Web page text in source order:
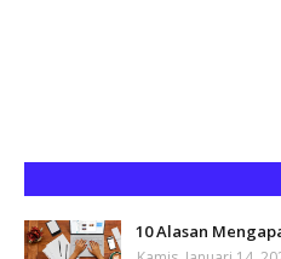
10 Alasan